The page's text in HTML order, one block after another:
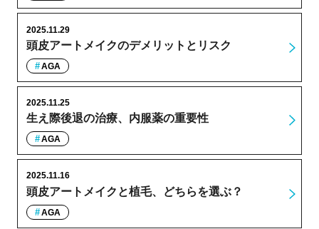
頭皮アートメイクのデメリットとリスク
2025.11.29
AGA
生え際後退の治療、内服薬の重要性
2025.11.25
AGA
頭皮アートメイクと植毛、どちらを選ぶ？
2025.11.16
AGA